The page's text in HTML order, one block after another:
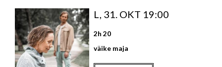
L, 31. OKT 19:00
2h 20
väike maja